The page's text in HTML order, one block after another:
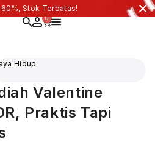
Stok Terbatas!
0
Hidup
Valentine
Praktis Tapi